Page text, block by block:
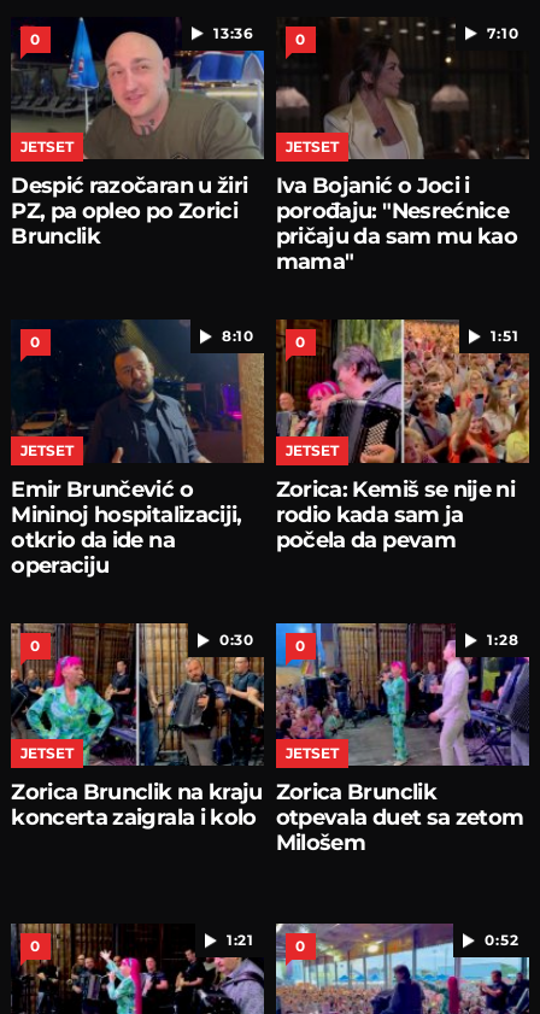
13:36
0
JETSET
Despić razočaran u žiri
PZ, pa opleo po Zorici
Brunclik
7:10
0
JETSET
Iva Bojanić o Joci i
porođaju: "Nesrećnice
pričaju da sam mu kao
mama"
8:10
0
JETSET
Emir Brunčević o
Mininoj hospitalizaciji,
otkrio da ide na
operaciju
1:51
0
JETSET
Zorica: Kemiš se nije ni
rodio kada sam ja
počela da pevam
0:30
0
JETSET
Zorica Brunclik na kraju
koncerta zaigrala i kolo
1:28
0
JETSET
Zorica Brunclik
otpevala duet sa zetom
Milošem
1:21
0 0:52
0